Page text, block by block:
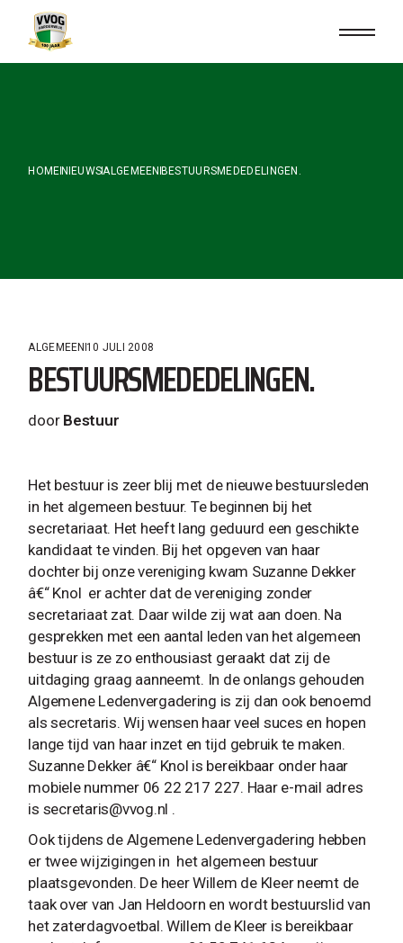
content
HOME NIEUWSALGEMEEN BESTUURSMEDEDELINGEN.
ALGEMEEN 10 JULI 2008
BESTUURSMEDEDELINGEN.
door Bestuur
Het bestuur is zeer blij met de nieuwe bestuursleden
in het algemeen bestuur. Te beginnen bij het
secretariaat. Het heeft lang geduurd een geschikte
kandidaat te vinden. Bij het opgeven van haar
dochter bij onze vereniging kwam Suzanne Dekker
â€“ Knol er achter dat de vereniging zonder
secretariaat zat. Daar wilde zij wat aan doen. Na
gesprekken met een aantal leden van het algemeen
bestuur is ze zo enthousiast geraakt dat zij de
uitdaging graag aanneemt. In de onlangs gehouden
Algemene Ledenvergadering is zij dan ook benoemd
als secretaris. Wij wensen haar veel suces en hopen
lange tijd van haar inzet en tijd gebruik te maken.
Suzanne Dekker â€“ Knol is bereikbaar onder haar
mobiele nummer 06 22 217 227. Haar e-mail adres
is secretaris@vvog.nl .
Ook tijdens de Algemene Ledenvergadering hebben
er twee wijzigingen in het algemeen bestuur
plaatsgevonden. De heer Willem de Kleer neemt de
taak over van Jan Heldoorn en wordt bestuurslid van
het zaterdagvoetbal. Willem de Kleer is bereikbaar